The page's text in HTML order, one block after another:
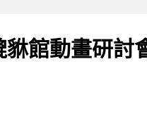
貅館動畫研討